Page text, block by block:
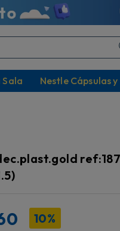
Sala Nestle Cápsulas
10%